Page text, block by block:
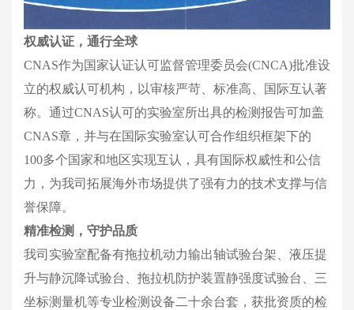
权威认证，通行全球
CNAS作为国家认证认可监督管理委员会(CNCA)批准设
立的权威认可机构，以审核严苛、标准高、国际互认著
称。通过CNAS认可的实验室所出具的检测报告可加盖
CNAS章，并与在国际实验室认可合作组织框架下的
100多个国家和地区实现互认，具有国际权威性和公信
力，为我司拓展海外市场提供了强有力的技术支撑与信
誉保障。
精准检测，守护品质
我司实验室配备有拖拉机动力输出轴试验台架、液压提
升与静沉降试验台、拖拉机防护装置静强度试验台、三
坐标测量机等专业检测设备二十余台套，获批资质的检